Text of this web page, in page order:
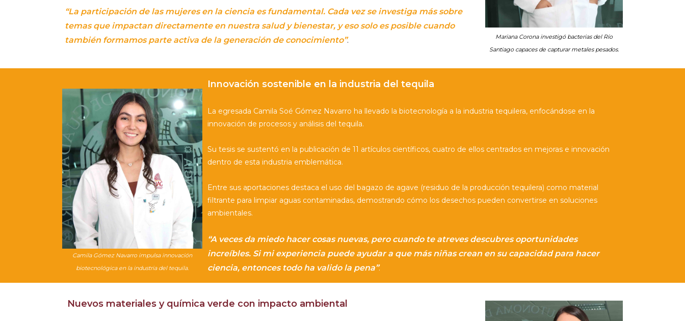
“La participación de las mujeres en la ciencia es fundamental. Cada vez se investiga más sobre
temas que impactan directamente en nuestra salud y bienestar, y eso solo es posible cuando
también formamos parte activa de la generación de conocimiento”.
Mariana Corona investigó bacterias del Río
Santiago capaces de capturar metales pesados.
Camila Gómez Navarro impulsa innovación
biotecnológica en la industria del tequila.
Innovación sostenible en la industria del tequila
La egresada Camila Soé Gómez Navarro ha llevado la biotecnología a la industria tequilera, enfocándose en la
innovación de procesos y análisis del tequila.
Su tesis se sustentó en la publicación de 11 artículos científicos, cuatro de ellos centrados en mejoras e innovación
dentro de esta industria emblemática.
Entre sus aportaciones destaca el uso del bagazo de agave (residuo de la producción tequilera) como material
filtrante para limpiar aguas contaminadas, demostrando cómo los desechos pueden convertirse en soluciones
ambientales.
“A veces da miedo hacer cosas nuevas, pero cuando te atreves descubres oportunidades
increíbles. Si mi experiencia puede ayudar a que más niñas crean en su capacidad para hacer
ciencia, entonces todo ha valido la pena”.
Nuevos materiales y química verde con impacto ambiental